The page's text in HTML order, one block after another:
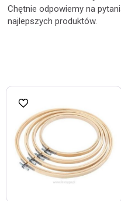
Chętnie odpowiemy na
najlepszych produktów.